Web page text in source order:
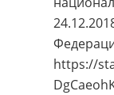
https://